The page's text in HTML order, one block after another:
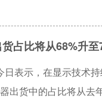
多。
占比将从68%升至
表示，在显示技术
出货中的占比将从